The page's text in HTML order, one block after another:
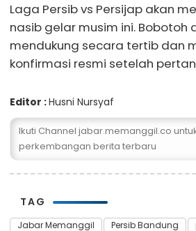
Laga Persib vs Persijap akan
nasib gelar musim ini.
mendukung secara tertib dan
konfirmasi resmi setelah
Editor :Husni Nursyaf
Ikuti Channel jabar.memanggil.co
perkembangan berita terbaru
TAG
Jabar Memanggil Persib Bandung